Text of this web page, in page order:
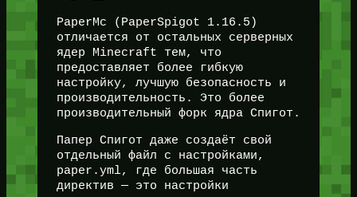
PaperMc (PaperSpigot 1.16.5)
отличается от остальных серверных
ядер Minecraft тем, что
предоставляет более гибкую
настройку, лучшую безопасность и
производительность. Это более
производительный форк ядра Спигот.
Папер Спигот даже создаёт свой
отдельный файл с настройками,
paper.yml, где большая часть
директив — это настройки